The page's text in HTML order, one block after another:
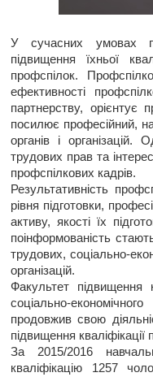
У сучасних умовах
підвищення їхньої
профспілок.
ефективності
партнерству, орієнтує
посилює професійний,
органів і
трудових прав та
профспілкових кадрів.
Результативність
рівня підготовки,
активу, якості їх
поінформованість
трудових, соціально-
організацій.
Факультет підвищення
соціально-
продовжив свою
підвищення кваліфікації
За 2015/2016
кваліфікацію 1257